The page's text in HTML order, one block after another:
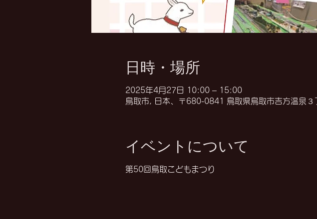
日時・場所
2025年4月27日 10:00 – 15:00
鳥取市, 日本、〒680-0841 鳥取県鳥取市吉方温泉３
イベントについて
第50回鳥取こどもまつり